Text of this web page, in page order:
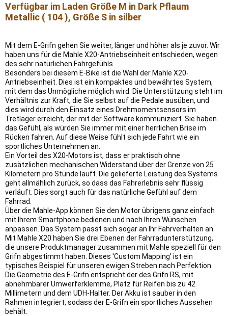
Verfügbar im Laden Größe M in Dark Pflaum
Metallic ( 104 ), Größe S in silber
Mit dem E-Grifn gehen Sie weiter, länger und höher als je zuvor. Wir
haben uns für die Mahle X20-Antriebseinheit entschieden, wegen
des sehr natürlichen Fahrgefühls.
Besonders bei diesem E-Bike ist die Wahl der Mahle X20-
Antriebseinheit. Dies ist ein kompaktes und bewährtes System,
mit dem das Unmögliche möglich wird. Die Unterstützung steht im
Verhältnis zur Kraft, die Sie selbst auf die Pedale ausüben, und
dies wird durch den Einsatz eines Drehmomentsensors im
Tretlager erreicht, der mit der Software kommuniziert. Sie haben
das Gefühl, als würden Sie immer mit einer herrlichen Brise im
Rücken fahren. Auf diese Weise fühlt sich jede Fahrt wie ein
sportliches Unternehmen an.
Ein Vorteil des X20-Motors ist, dass er praktisch ohne
zusätzlichen mechanischen Widerstand über der Grenze von 25
Kilometern pro Stunde läuft. Die gelieferte Leistung des Systems
geht allmählich zurück, so dass das Fahrerlebnis sehr flüssig
verläuft. Dies sorgt auch für das natürliche Gefühl auf dem
Fahrrad.
Über die Mahle-App können Sie den Motor übrigens ganz einfach
mit Ihrem Smartphone bedienen und nach Ihren Wünschen
anpassen. Das System passt sich sogar an Ihr Fahrverhalten an.
Mit Mahle X20 haben Sie drei Ebenen der Fahrradunterstützung,
die unsere Produktmanager zusammen mit Mahle speziell für den
Grifn abgestimmt haben. Dieses 'Custom Mapping' ist ein
typisches Beispiel für unseren ewigen Streben nach Perfektion.
Die Geometrie des E-Grifn entspricht der des Grifn RS, mit
abnehmbarer Umwerferklemme, Platz für Reifen bis zu 42
Millimetern und dem UDH-Halter. Der Akku ist sauber in den
Rahmen integriert, sodass der E-Grifn ein sportliches Aussehen
behält.